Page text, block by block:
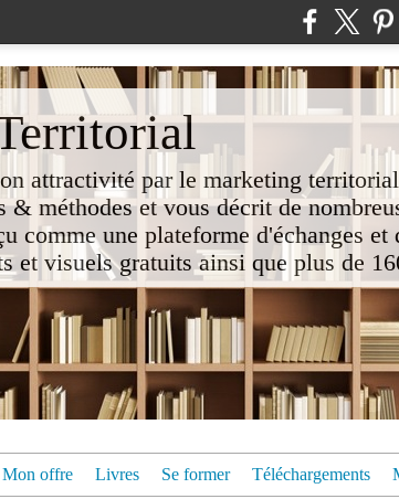
attractivité par le marketing
& méthodes et vous décrit de
comme une plateforme d'échanges
et visuels gratuits ainsi que plus de
Mon offre Livres Se former Téléchargements